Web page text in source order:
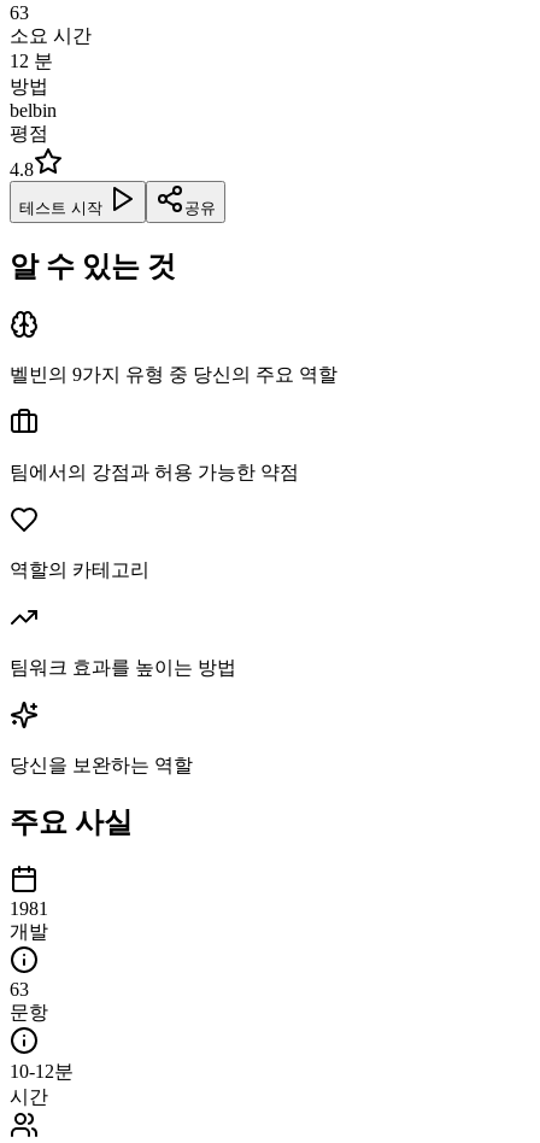
63
소요 시간
12 분
방법
belbin
평점
4.8
테스트 시작 공유
알 수 있는 것
벨빈의 9가지 유형 중 당신의 주요 역할
팀에서의 강점과 허용 가능한 약점
역할의 카테고리
팀워크 효과를 높이는 방법
당신을 보완하는 역할
주요 사실
1981
개발
63
문항
10-12분
시간